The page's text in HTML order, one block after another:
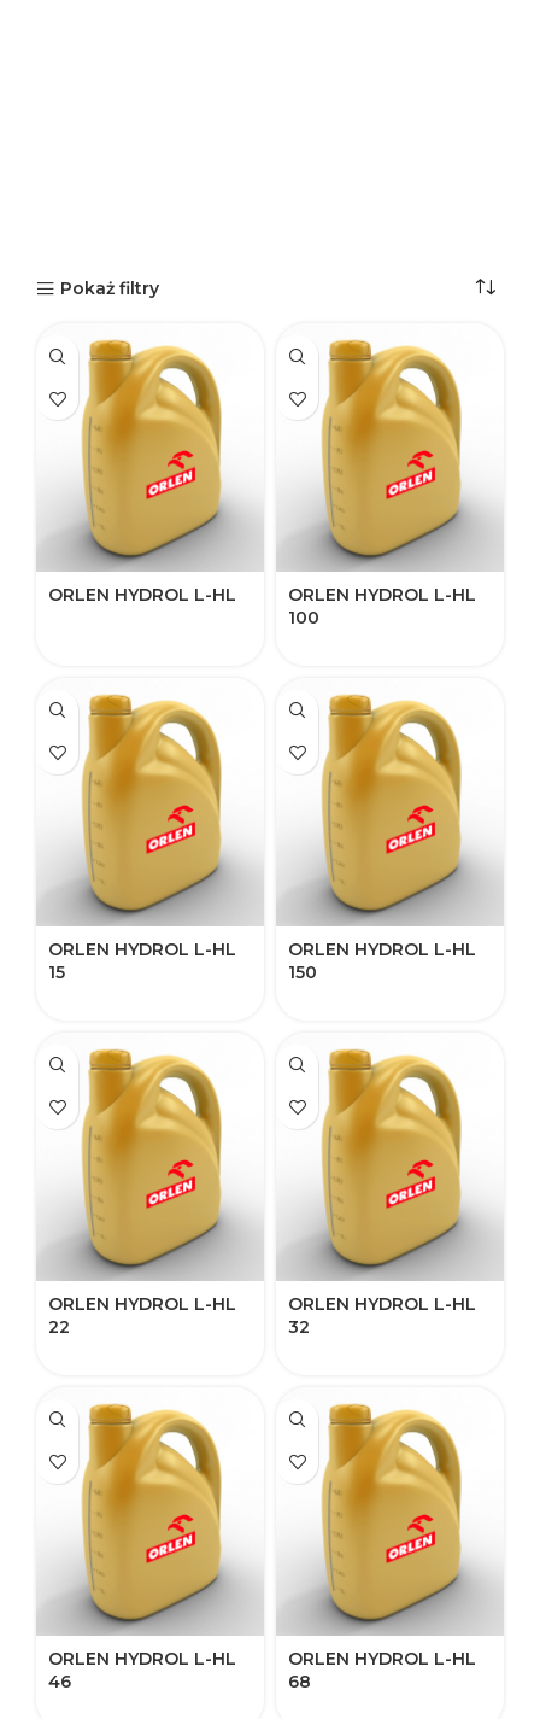
Pokaż filtry
ORLEN HYDROL L-HL​
ORLEN HYDROL L-HL​
100
ORLEN HYDROL L-HL​
15
ORLEN HYDROL L-HL​
150
ORLEN HYDROL L-HL​
22
ORLEN HYDROL L-HL​
32
ORLEN HYDROL L-HL​
46
ORLEN HYDROL L-HL​
68